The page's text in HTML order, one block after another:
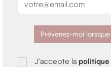
Prévenez-moi
J'accepte la